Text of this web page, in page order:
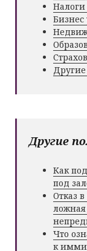
Бизнес
Другие
Другие
Как
под
Отказ
Что
к